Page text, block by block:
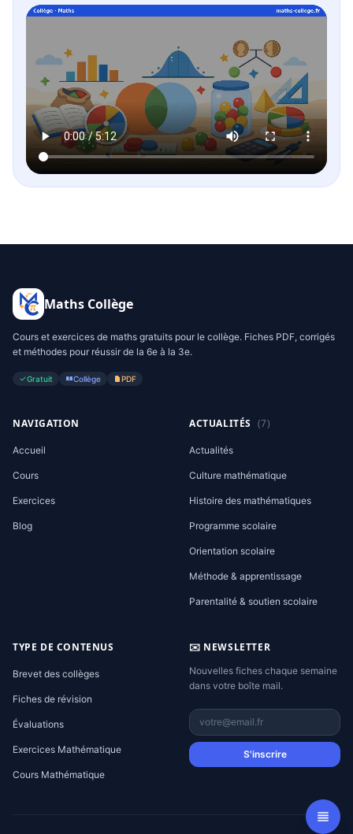
Maths Collège
Cours et exercices de maths gratuits pour le collège. Fiches PDF, corrigés
et méthodes pour réussir de la 6e à la 3e.
Gratuit Collège PDF
NAVIGATION
Accueil
Cours
Exercices
Blog
ACTUALITÉS (7)
Actualités
Culture mathématique
Histoire des mathématiques
Programme scolaire
Orientation scolaire
Méthode & apprentissage
Parentalité & soutien scolaire
TYPE DE CONTENUS
Brevet des collèges
Fiches de révision
Évaluations
Exercices Mathématique
Cours Mathématique
✉️ NEWSLETTER
Nouvelles fiches chaque semaine
dans votre boîte mail.
S'inscrire